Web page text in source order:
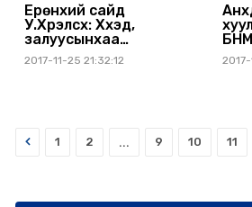
Ерөнхий сайд
У.Хүрэлсүх: Хүүхэд,
залуусынхаа
ирээдүйд хувь нэмэр
болох үйл ажиллагаа,
2017-11-25 21:32:12
ойн
Prev 1 2 ... 9 10 11